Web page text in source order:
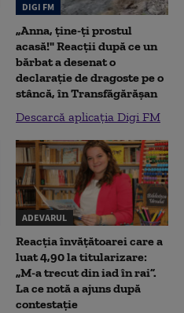
DIGI FM
„Anna, ţine-ţi prostul
acasă!" Reacţii după ce un
bărbat a desenat o
declaraţie de dragoste pe o
stâncă, în Transfăgărăşan
Descarcă aplicația Digi FM
ADEVARUL
Reacția învățătoarei care a
luat 4,90 la titularizare:
„M-a trecut din iad în rai”.
La ce notă a ajuns după
contestație